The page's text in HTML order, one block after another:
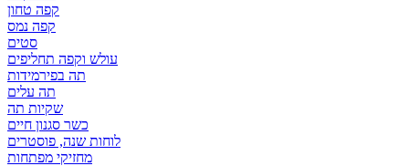
קפה טחון
קפה נמס
סטים
עולש וקפה תחליפים
תה בפירמידות
תה עלים
שקיות תה
כשר סגנון חיים
לוחות שנה, פוסטרים
מחזיקי מפתחות